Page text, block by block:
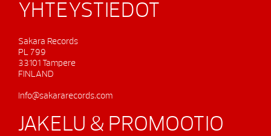
YHTEYSTIEDOT
Sakara Records
PL 799
33101 Tampere
FINLAND
info@sakararecords.com
JAKELU & PROMOOTIO